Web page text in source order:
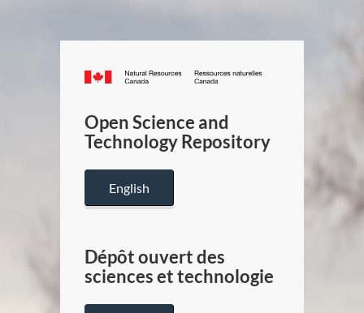
Canada.ca
/
Canada
Open Science and
Technology Repository
English
Dépôt ouvert des
sciences et technologie